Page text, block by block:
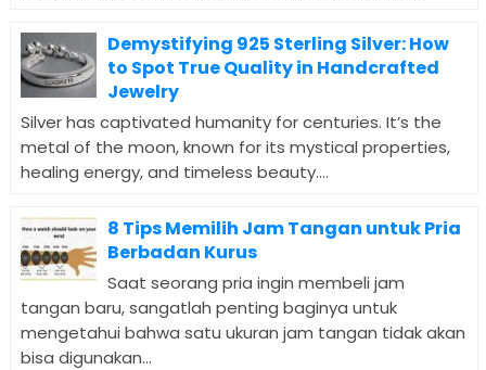
Demystifying 925 Sterling Silver: How
to Spot True Quality in Handcrafted
Jewelry
Silver has captivated humanity for centuries. It’s the
metal of the moon, known for its mystical properties,
healing energy, and timeless beauty....
8 Tips Memilih Jam Tangan untuk Pria
Berbadan Kurus
Saat seorang pria ingin membeli jam
tangan baru, sangatlah penting baginya untuk
mengetahui bahwa satu ukuran jam tangan tidak akan
bisa digunakan...